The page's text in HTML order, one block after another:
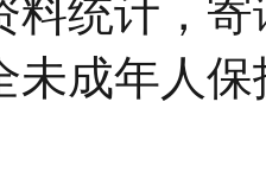
料统计，
未成年人